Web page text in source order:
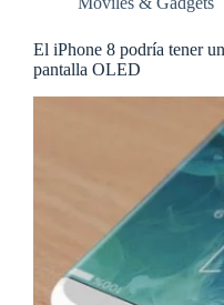
El iPhone 8 podría tener
pantalla OLED